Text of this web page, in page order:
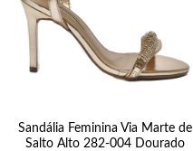
Sandália Feminina Via Marte de
Salto Alto 282-004 Dourado